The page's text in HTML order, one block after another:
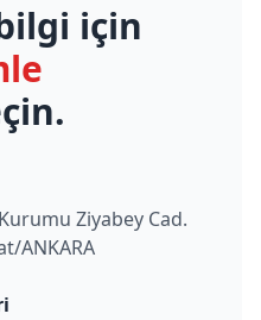
için
Ziyabey Cad.
ANKARA